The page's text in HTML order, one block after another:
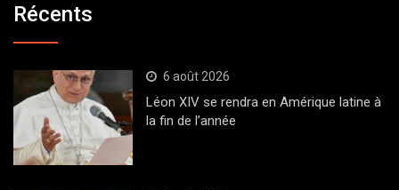
Récents
6 août 2026
Léon XIV se rendra en Amérique latine à
la fin de l’année